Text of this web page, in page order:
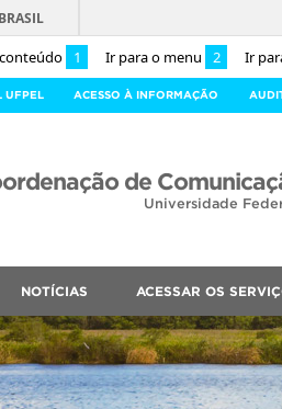
1 Ir para o menu 2 Ir
BRASIL
UFPEL ACESSO À INFORMAÇÃO
de
Universidade
NOTÍCIAS ACESSAR OS